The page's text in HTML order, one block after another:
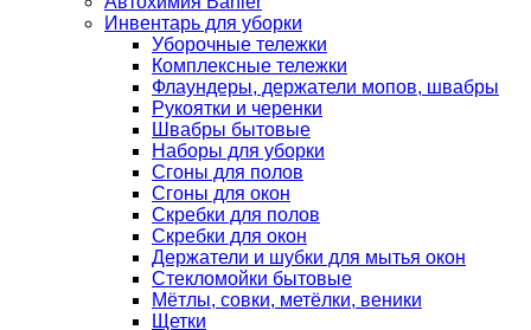
Инвентарь для уборки
Уборочные тележки
Комплексные тележки
Флаундеры, держатели мопов, швабры
Рукоятки и черенки
Швабры бытовые
Наборы для уборки
Сгоны для полов
Сгоны для окон
Скребки для полов
Скребки для окон
Держатели и шубки для мытья окон
Стекломойки бытовые
Мётлы, совки, метёлки, веники
Щетки